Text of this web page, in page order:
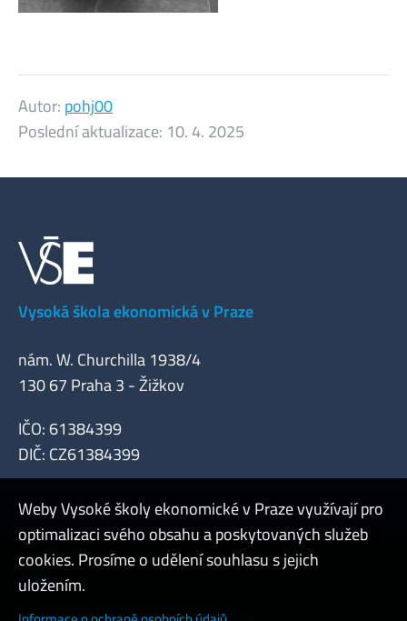
Autor: pohj00
Poslední aktualizace: 10. 4. 2025
Vysoká škola ekonomická v Praze
nám. W. Churchilla 1938/4
130 67 Praha 3 - Žižkov
IČO: 61384399
DIČ: CZ61384399
Admin
Weby Vysoké školy ekonomické v Praze využívají pro
optimalizaci svého obsahu a poskytovaných služeb
cookies. Prosíme o udělení souhlasu s jejich
uložením.